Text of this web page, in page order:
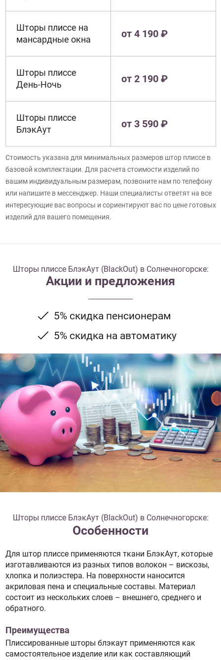
Шторы плиссе на
мансардные окна
от 4 190 ₽
Шторы плиссе
День-Ночь
от 2 190 ₽
Шторы плиссе
БлэкАут
от 3 590 ₽
Стоимость указана для минимальных размеров штор плиссе в
базовой комплектации. Для расчета стоимости изделий по
вашим индивидуальным размерам, позвоните нам по телефону
или напишите в мессенджер. Наши специалисты ответят на все
интересующие вас вопросы и сориентируют вас по цене готовых
изделий для вашего помещения.
Шторы плиссе БлэкАут (BlackOut) в Солнечногорске:
Акции и предложения
5% скидка пенсионерам
5% скидка на автоматику
Шторы плиссе БлэкАут (BlackOut) в Солнечногорске:
Особенности
Для штор плиссе применяются ткани БлэкАут, которые
изготавливаются из разных типов волокон – вискозы,
хлопка и полиэстера. На поверхности наносится
акриловая пена и специальные составы. Материал
состоит из нескольких слоев – внешнего, среднего и
обратного.
Преимущества
Плиссированные шторы блэкаут применяются как
самостоятельное изделие или как составляющий